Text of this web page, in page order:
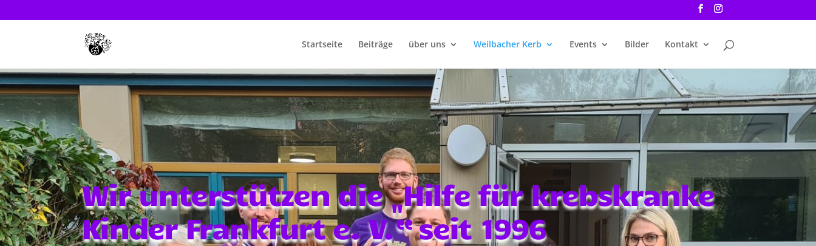
Startseite Beiträge über uns Weilbacher Kerb Events Bilder Kontakt
Wir unterstützen die„Hilfe für krebskranke
Kinder Frankfurt e. V.“ seit 1996